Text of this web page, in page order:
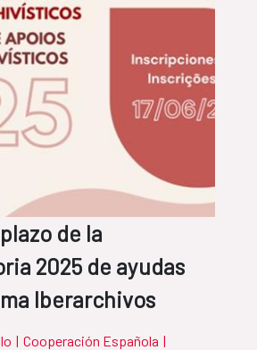
de la
2025 de ayudas
Iberarchivos
| Cooperación Española |